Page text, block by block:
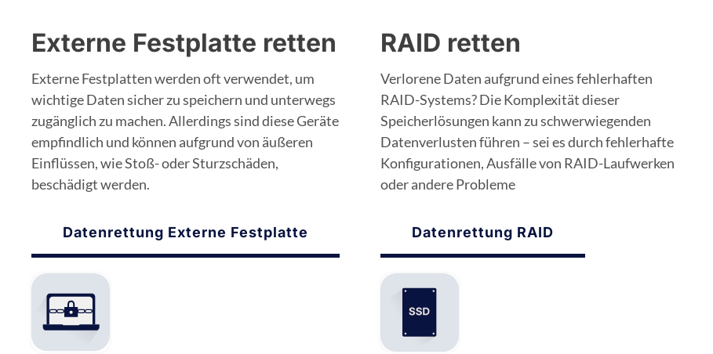
Externe Festplatte retten
Externe Festplatten werden oft verwendet, um
wichtige Daten sicher zu speichern und unterwegs
zugänglich zu machen. Allerdings sind diese Geräte
empfindlich und können aufgrund von äußeren
Einflüssen, wie Stoß- oder Sturzschäden,
beschädigt werden.
Datenrettung Externe Festplatte
RAID retten
Verlorene Daten aufgrund eines fehlerhaften
RAID-Systems? Die Komplexität dieser
Speicherlösungen kann zu schwerwiegenden
Datenverlusten führen – sei es durch fehlerhafte
Konfigurationen, Ausfälle von RAID-Laufwerken
oder andere Probleme
Datenrettung RAID